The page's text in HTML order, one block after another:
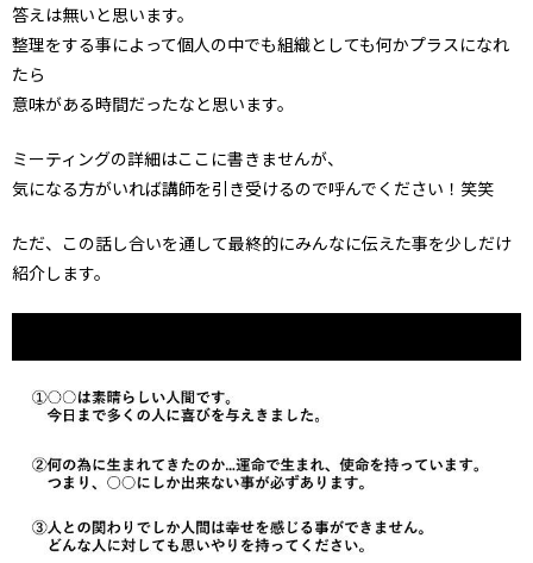
答えは無いと思います。
整理をする事によって個人の中でも組織としても何かプラスになれ
たら
意味がある時間だったなと思います。
ミーティングの詳細はここに書きませんが、
気になる方がいれば講師を引き受けるので呼んでください！笑笑
ただ、この話し合いを通して最終的にみんなに伝えた事を少しだけ
紹介します。